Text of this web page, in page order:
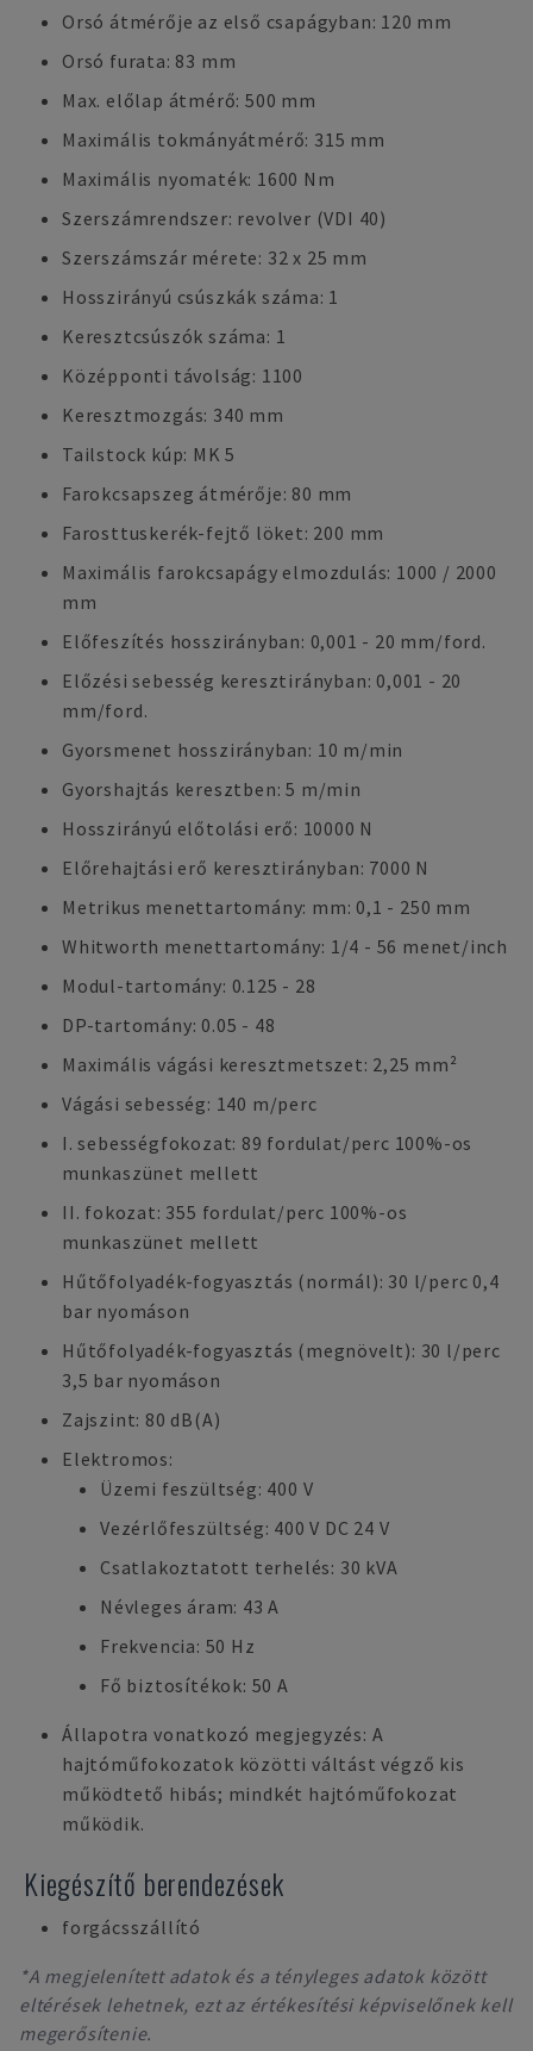
Orsó átmérője az első csapágyban: 120 mm
Orsó furata: 83 mm
Max. előlap átmérő: 500 mm
Maximális tokmányátmérő: 315 mm
Maximális nyomaték: 1600 Nm
Szerszámrendszer: revolver (VDI 40)
Szerszámszár mérete: 32 x 25 mm
Hosszirányú csúszkák száma: 1
Keresztcsúszók száma: 1
Középponti távolság: 1100
Keresztmozgás: 340 mm
Tailstock kúp: MK 5
Farokcsapszeg átmérője: 80 mm
Farosttuskerék-fejtő löket: 200 mm
Maximális farokcsapágy elmozdulás: 1000 / 2000
mm
Előfeszítés hosszirányban: 0,001 - 20 mm/ford.
Előzési sebesség keresztirányban: 0,001 - 20
mm/ford.
Gyorsmenet hosszirányban: 10 m/min
Gyorshajtás keresztben: 5 m/min
Hosszirányú előtolási erő: 10000 N
Előrehajtási erő keresztirányban: 7000 N
Metrikus menettartomány: mm: 0,1 - 250 mm
Whitworth menettartomány: 1/4 - 56 menet/inch
Modul-tartomány: 0.125 - 28
DP-tartomány: 0.05 - 48
Maximális vágási keresztmetszet: 2,25 mm²
Vágási sebesség: 140 m/perc
I. sebességfokozat: 89 fordulat/perc 100%-os
munkaszünet mellett
II. fokozat: 355 fordulat/perc 100%-os
munkaszünet mellett
Hűtőfolyadék-fogyasztás (normál): 30 l/perc 0,4
bar nyomáson
Hűtőfolyadék-fogyasztás (megnövelt): 30 l/perc
3,5 bar nyomáson
Zajszint: 80 dB(A)
Elektromos:
Üzemi feszültség: 400 V
Vezérlőfeszültség: 400 V DC 24 V
Csatlakoztatott terhelés: 30 kVA
Névleges áram: 43 A
Frekvencia: 50 Hz
Fő biztosítékok: 50 A
Állapotra vonatkozó megjegyzés: A
hajtóműfokozatok közötti váltást végző kis
működtető hibás; mindkét hajtóműfokozat
működik.
Kiegészítő berendezések
forgácsszállító
*A megjelenített adatok és a tényleges adatok között
eltérések lehetnek, ezt az értékesítési képviselőnek kell
megerősítenie.